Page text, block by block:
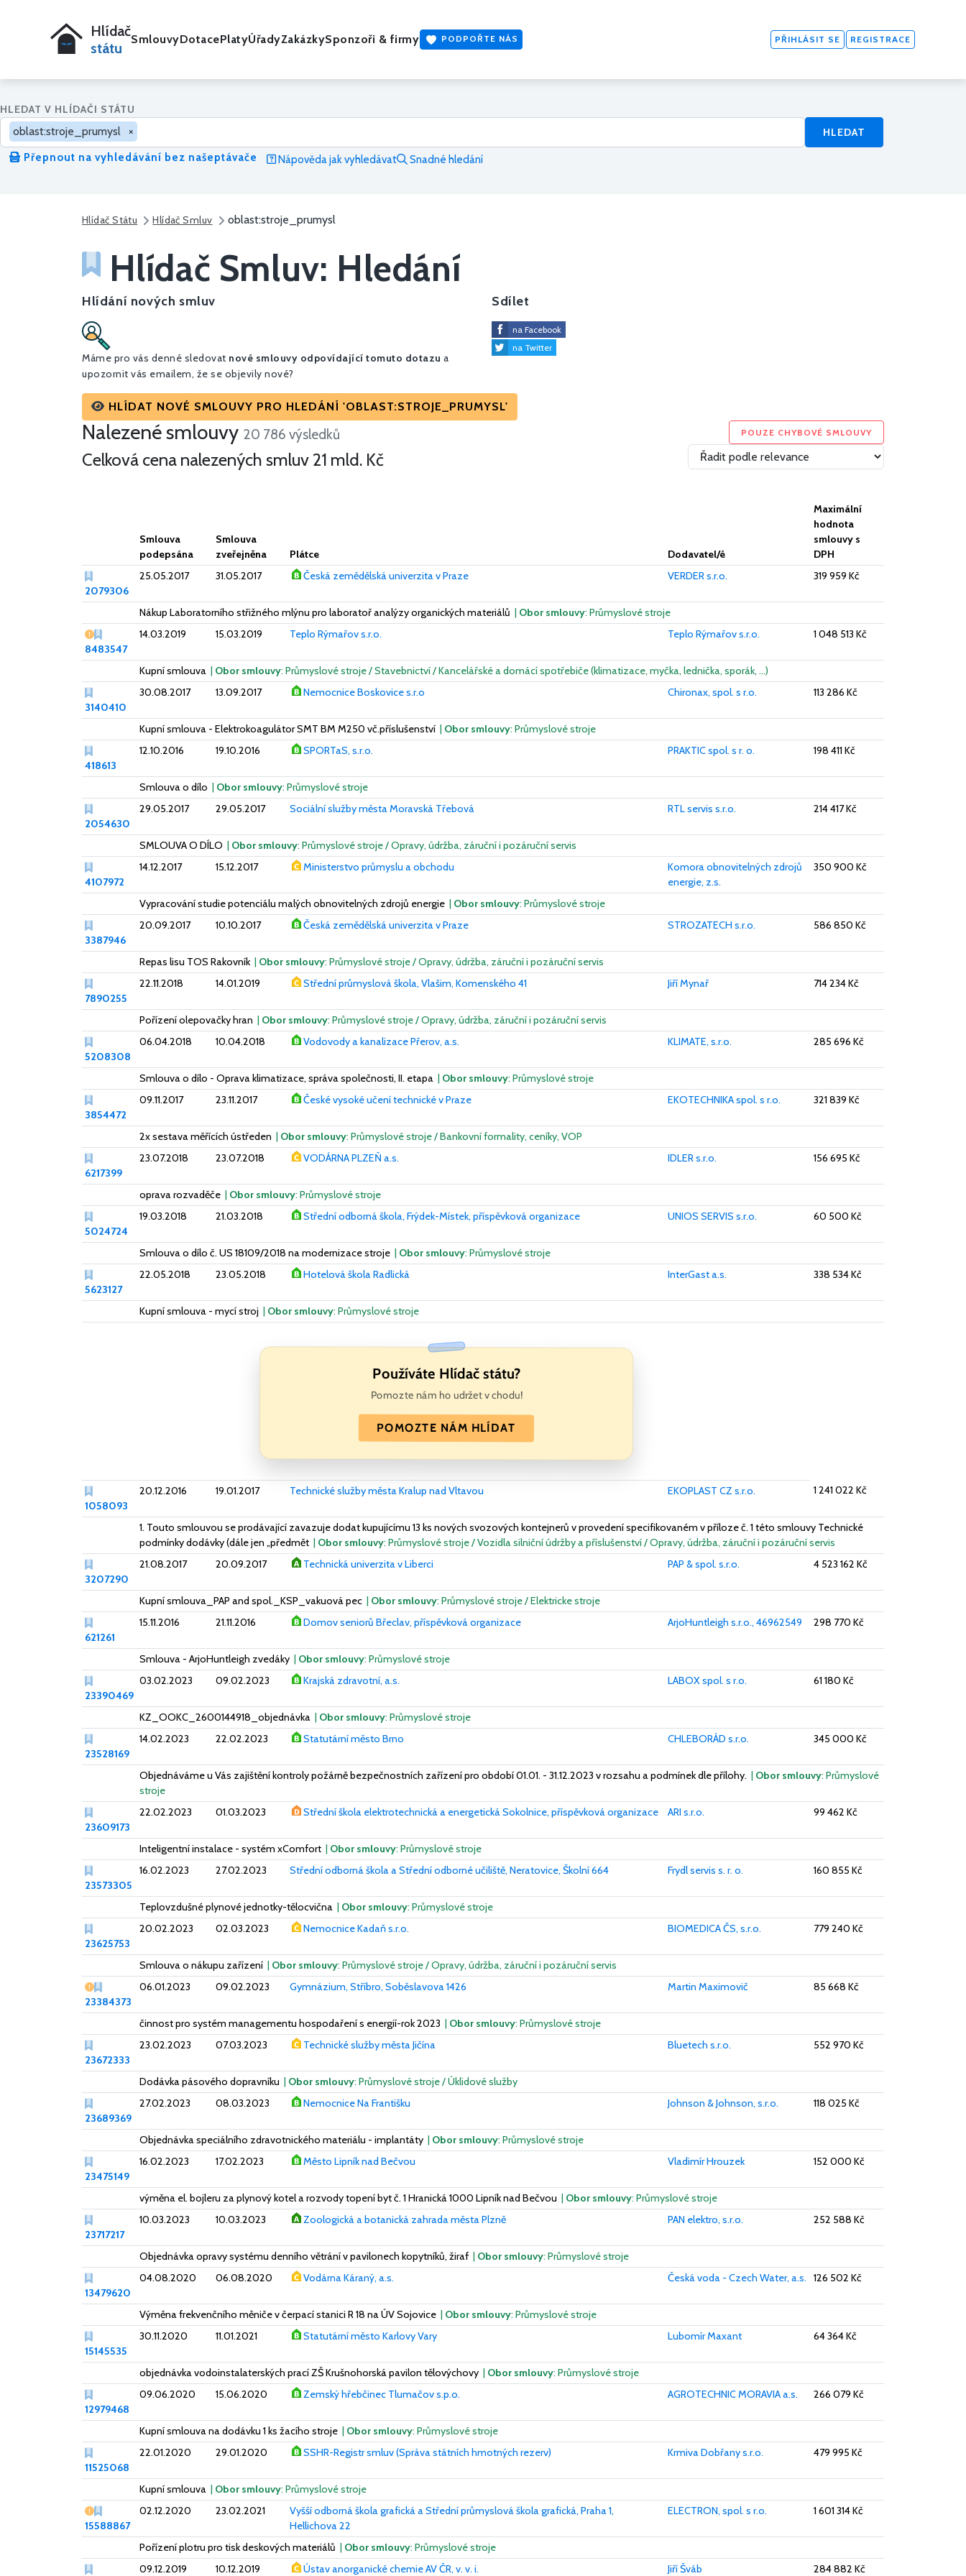
Hlídač
státu
SmlouvyDotacePlatyÚřadyZakázkySponzoři & firmy PODPOŘTE NÁS PŘIHLÁSIT SE REGISTRACE
HLEDAT V HLÍDAČI STÁTU
oblast:stroje_prumysl ×
HLEDAT
Přepnout na vyhledávání bez našeptávače
Nápověda jak vyhledávat Snadné hledání
Hlídač Státu Hlídač Smluv oblast:stroje_prumysl
Hlídač Smluv: Hledání
Hlídání nových smluv
Máme pro vás denné sledovat nové smlouvy odpovídající tomuto dotazu a
upozornit vás emailem, že se objevily nové?
HLÍDAT NOVÉ SMLOUVY PRO HLEDÁNÍ 'OBLAST:STROJE_PRUMYSL'
Sdílet
na Facebook
na Twitter
Nalezené smlouvy 20 786 výsledků
Celková cena nalezených smluv 21 mld. Kč
POUZE CHYBOVÉ SMLOUVY
Smlouva
podepsána
Smlouva
zveřejněna
Plátce Dodavatel/é
Maximální
hodnota
smlouvy s
DPH
2079306
25.05.2017 31.05.2017 Česká zemědělská univerzita v Praze VERDER s.r.o. 319 959 Kč
Nákup Laboratorního střižného mlýnu pro laboratoř analýzy organických materiálů | Obor smlouvy: Průmyslové stroje
Vážný nedostatek
8483547
14.03.2019 15.03.2019 Teplo Rýmařov s.r.o. Teplo Rýmařov s.r.o. 1 048 513 Kč
Kupní smlouva | Obor smlouvy: Průmyslové stroje / Stavebnictví / Kancelářské a domácí spotřebiče (klimatizace, myčka, lednička, sporák, …)
3140410
30.08.2017 13.09.2017 Nemocnice Boskovice s.r.o Chironax, spol. s r.o. 113 286 Kč
Kupní smlouva - Elektrokoagulátor SMT BM M250 vč.příslušenství | Obor smlouvy: Průmyslové stroje
418613
12.10.2016 19.10.2016 SPORTaS, s.r.o. PRAKTIC spol. s r. o. 198 411 Kč
Smlouva o dílo | Obor smlouvy: Průmyslové stroje
2054630
29.05.2017 29.05.2017 Sociální služby města Moravská Třebová RTL servis s.r.o. 214 417 Kč
SMLOUVA O DÍLO | Obor smlouvy: Průmyslové stroje / Opravy, údržba, záruční i pozáruční servis
4107972
14.12.2017 15.12.2017 Ministerstvo průmyslu a obchodu
Komora obnovitelných zdrojů
energie, z.s.
350 900 Kč
Vypracování studie potenciálu malých obnovitelných zdrojů energie | Obor smlouvy: Průmyslové stroje
3387946
20.09.2017 10.10.2017 Česká zemědělská univerzita v Praze STROZATECH s.r.o. 586 850 Kč
Repas lisu TOS Rakovník | Obor smlouvy: Průmyslové stroje / Opravy, údržba, záruční i pozáruční servis
7890255
22.11.2018 14.01.2019 Střední průmyslová škola, Vlašim, Komenského 41 Jiří Mynař 714 234 Kč
Pořízení olepovačky hran | Obor smlouvy: Průmyslové stroje / Opravy, údržba, záruční i pozáruční servis
5208308
06.04.2018 10.04.2018 Vodovody a kanalizace Přerov, a.s. KLIMATE, s.r.o. 285 696 Kč
Smlouva o dílo - Oprava klimatizace, správa společnosti, II. etapa | Obor smlouvy: Průmyslové stroje
3854472
09.11.2017 23.11.2017 České vysoké učení technické v Praze EKOTECHNIKA spol. s r.o. 321 839 Kč
2x sestava měřících ústředen | Obor smlouvy: Průmyslové stroje / Bankovní formality, ceníky, VOP
6217399
23.07.2018 23.07.2018 VODÁRNA PLZEŇ a.s. IDLER s.r.o. 156 695 Kč
oprava rozvaděče | Obor smlouvy: Průmyslové stroje
5024724
19.03.2018 21.03.2018 Střední odborná škola, Frýdek-Místek, příspěvková organizace UNIOS SERVIS s.r.o. 60 500 Kč
Smlouva o dílo č. US 18109/2018 na modernizace stroje | Obor smlouvy: Průmyslové stroje
5623127
22.05.2018 23.05.2018 Hotelová škola Radlická InterGast a.s. 338 534 Kč
Kupní smlouva - mycí stroj | Obor smlouvy: Průmyslové stroje
Používáte Hlídač státu?
Pomozte nám ho udržet v chodu!
POMOZTE NÁM HLÍDAT
1058093
20.12.2016 19.01.2017 Technické služby města Kralup nad Vltavou EKOPLAST CZ s.r.o. 1 241 022 Kč
1. Touto smlouvou se prodávající zavazuje dodat kupujícímu 13 ks nových svozových kontejnerů v provedení specifikovaném v příloze č. 1 této smlouvy Technické
podmínky dodávky (dále jen „předmět | Obor smlouvy: Průmyslové stroje / Vozidla silniční údržby a příslušenství / Opravy, údržba, záruční i pozáruční servis
3207290
21.08.2017 20.09.2017 Technická univerzita v Liberci PAP & spol. s.r.o. 4 523 162 Kč
Kupní smlouva_PAP and spol._KSP_vakuová pec | Obor smlouvy: Průmyslové stroje / Elektricke stroje
621261
15.11.2016 21.11.2016 Domov seniorů Břeclav, příspěvková organizace ArjoHuntleigh s.r.o., 46962549 298 770 Kč
Smlouva - ArjoHuntleigh zvedáky | Obor smlouvy: Průmyslové stroje
23390469
03.02.2023 09.02.2023 Krajská zdravotní, a.s. LABOX spol. s r.o. 61 180 Kč
KZ_OOKC_2600144918_objednávka | Obor smlouvy: Průmyslové stroje
23528169
14.02.2023 22.02.2023 Statutární město Brno CHLEBORÁD s.r.o. 345 000 Kč
Objednáváme u Vás zajištění kontroly požárně bezpečnostních zařízení pro období 01.01. - 31.12.2023 v rozsahu a podmínek dle přílohy. | Obor smlouvy: Průmyslové
stroje
23609173
22.02.2023 01.03.2023 Střední škola elektrotechnická a energetická Sokolnice, příspěvková organizace ARI s.r.o. 99 462 Kč
Inteligentní instalace - systém xComfort | Obor smlouvy: Průmyslové stroje
23573305
16.02.2023 27.02.2023 Střední odborná škola a Střední odborné učiliště, Neratovice, Školní 664 Frydl servis s. r. o. 160 855 Kč
Teplovzdušné plynové jednotky-tělocvična | Obor smlouvy: Průmyslové stroje
23625753
20.02.2023 02.03.2023 Nemocnice Kadaň s.r.o. BIOMEDICA ČS, s.r.o. 779 240 Kč
Smlouva o nákupu zařízení | Obor smlouvy: Průmyslové stroje / Opravy, údržba, záruční i pozáruční servis
Vážný nedostatek
23384373
06.01.2023 09.02.2023 Gymnázium, Stříbro, Soběslavova 1426 Martin Maximovič 85 668 Kč
činnost pro systém managementu hospodaření s energií-rok 2023 | Obor smlouvy: Průmyslové stroje
23672333
23.02.2023 07.03.2023 Technické služby města Jičína Bluetech s.r.o. 552 970 Kč
Dodávka pásového dopravníku | Obor smlouvy: Průmyslové stroje / Úklidové služby
23689369
27.02.2023 08.03.2023 Nemocnice Na Františku Johnson & Johnson, s.r.o. 118 025 Kč
Objednávka speciálního zdravotnického materiálu - implantáty | Obor smlouvy: Průmyslové stroje
23475149
16.02.2023 17.02.2023 Město Lipník nad Bečvou Vladimír Hrouzek 152 000 Kč
výměna el. bojleru za plynový kotel a rozvody topení byt č. 1 Hranická 1000 Lipník nad Bečvou | Obor smlouvy: Průmyslové stroje
23717217
10.03.2023 10.03.2023 Zoologická a botanická zahrada města Plzně PAN elektro, s.r.o. 252 588 Kč
Objednávka opravy systému denního větrání v pavilonech kopytníků, žiraf | Obor smlouvy: Průmyslové stroje
13479620
04.08.2020 06.08.2020 Vodárna Káraný, a.s. Česká voda - Czech Water, a.s. 126 502 Kč
Výměna frekvenčního měniče v čerpací stanici R 18 na ÚV Sojovice | Obor smlouvy: Průmyslové stroje
15145535
30.11.2020 11.01.2021 Statutární město Karlovy Vary Lubomír Maxant 64 364 Kč
objednávka vodoinstalaterských prací ZŠ Krušnohorská pavilon tělovýchovy | Obor smlouvy: Průmyslové stroje
12979468
09.06.2020 15.06.2020 Zemský hřebčinec Tlumačov s.p.o. AGROTECHNIC MORAVIA a.s. 266 079 Kč
Kupní smlouva na dodávku 1 ks žacího stroje | Obor smlouvy: Průmyslové stroje
11525068
22.01.2020 29.01.2020 SSHR-Registr smluv (Správa státních hmotných rezerv) Krmiva Dobřany s.r.o. 479 995 Kč
Kupní smlouva | Obor smlouvy: Průmyslové stroje
Vážný nedostatek
15588867
02.12.2020 23.02.2021
Vyšší odborná škola grafická a Střední průmyslová škola grafická, Praha 1,
Hellichova 22
ELECTRON, spol. s r.o. 1 601 314 Kč
Pořízení plotru pro tisk deskových materiálů | Obor smlouvy: Průmyslové stroje
09.12.2019
10.12.2019 Ústav anorganické chemie AV ČR, v. v. i. Jiří Šváb 284 882 Kč